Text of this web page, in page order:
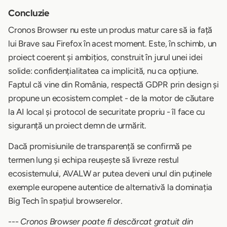
Concluzie
Cronos Browser nu este un produs matur care să ia față
lui Brave sau Firefox în acest moment. Este, în schimb, un
proiect coerent și ambițios, construit în jurul unei idei
solide: confidențialitatea ca implicită, nu ca opțiune.
Faptul că vine din România, respectă GDPR prin design și
propune un ecosistem complet - de la motor de căutare
la AI local și protocol de securitate propriu - îl face cu
siguranță un proiect demn de urmărit.
Dacă promisiunile de transparență se confirmă pe
termen lung și echipa reușește să livreze restul
ecosistemului, AVALW ar putea deveni unul din puținele
exemple europene autentice de alternativă la dominația
Big Tech în spațiul browserelor.
--- Cronos Browser poate fi descărcat gratuit din